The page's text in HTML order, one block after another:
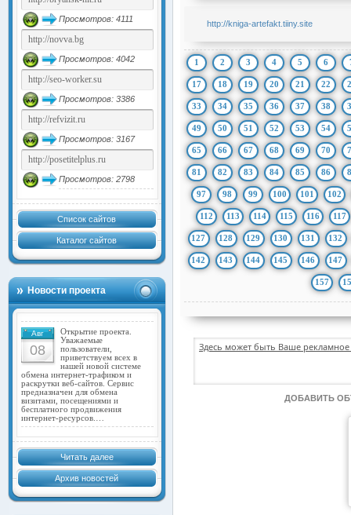
Просмотров: 4111
Просмотров: 4042
Просмотров: 3386
Просмотров: 3167
Просмотров: 2798
Список сайтов
Каталог сайтов
Новости проекта
Авг
08
Открытие проекта.
Уважаемые
пользователи,
приветствуем всех в
нашей новой системе
обмена интернет-трафиком и
раскрутки веб-сайтов. Сервис
предназначен для обмена
визитами, посещениями и
бесплатного продвижения
интернет-ресурсов.…
Читать далее
Архив новостей
http://kniga-artefakt.tiiny.site
1 2 3 4 5 6
17 18 19 20 21 22
33 34 35 36 37 38
49 50 51 52 53 54
65 66 67 68 69 70
81 82 83 84 85 86
97 98 99 100 101 102
112 113 114 115 116 117
127 128 129 130 131 132
142 143 144 145 146 147
157
Здесь может быть Ваше
ДОБАВИТЬ